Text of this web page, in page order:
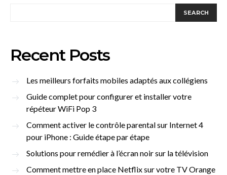
SEARCH
Recent Posts
Les meilleurs forfaits mobiles adaptés aux collégiens
Guide complet pour configurer et installer votre
répéteur WiFi Pop 3
Comment activer le contrôle parental sur Internet 4
pour iPhone : Guide étape par étape
Solutions pour remédier à l’écran noir sur la télévision
Comment mettre en place Netflix sur votre TV Orange